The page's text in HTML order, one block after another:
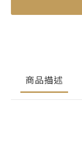
商品描述